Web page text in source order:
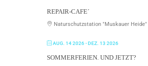
REPAIR-CAFE´
Naturschutzstation "Muskauer Heide"
AUG. 14 2026- DEZ. 13 2026
SOMMERFERIEN. UND JETZT?